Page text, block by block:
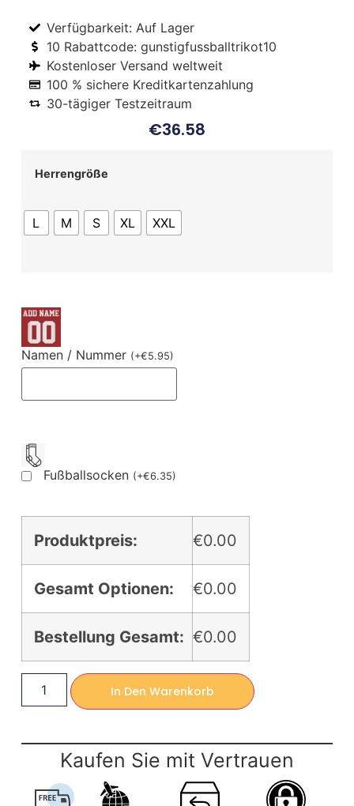
Verfügbarkeit: Auf Lager
10 Rabattcode: gunstigfussballtrikot10
Kostenloser Versand weltweit
100 % sichere Kreditkartenzahlung
30-tägiger Testzeitraum
€36.58
Herrengröße
L M S XL XXL
Namen / Nummer (+€5.95)
Fußballsocken (+€6.35)
Produktpreis: €0.00
Gesamt Optionen: €0.00
Bestellung Gesamt: €0.00
In Den Warenkorb
Kaufen Sie mit Vertrauen